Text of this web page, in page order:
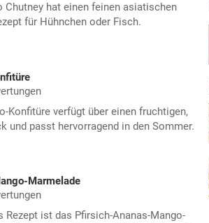
Chutney hat einen feinen asiatischen
für Hühnchen oder Fisch.
Konfitüre verfügt über einen fruchtigen,
und passt hervorragend in den Sommer.
Marmelade
Rezept ist das Pfirsich-Ananas-Mango-